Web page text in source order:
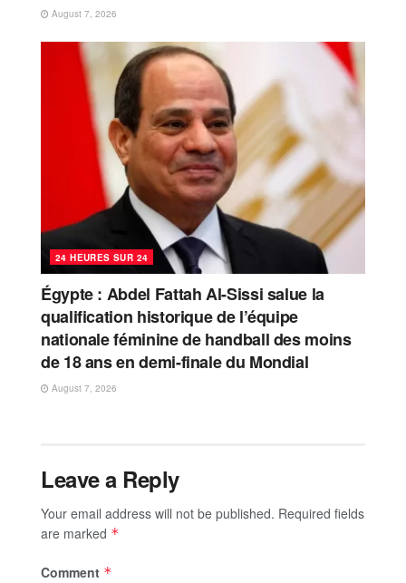
August 7, 2026
24 HEURES SUR 24
Égypte : Abdel Fattah Al-Sissi salue la
qualification historique de l’équipe
nationale féminine de handball des moins
de 18 ans en demi-finale du Mondial
August 7, 2026
Leave a Reply
Your email address will not be published. Required fields
are marked *
Comment *